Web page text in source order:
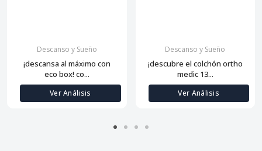
Descanso y Sueño
¡descansa al máximo con
eco box! co...
Ver Análisis
Descanso y Sueño
¡descubre el colchón ortho
medic 13...
Ver Análisis